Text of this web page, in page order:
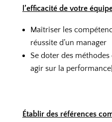
l’efficacité de votre
Maîtriser les
réussite d’un manager
Se doter des
agir sur la
Établir des références